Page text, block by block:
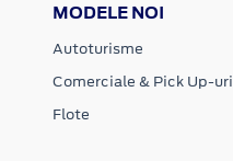
MODELE NOI
Autoturisme
Comerciale & Pick Up-uri
Flote